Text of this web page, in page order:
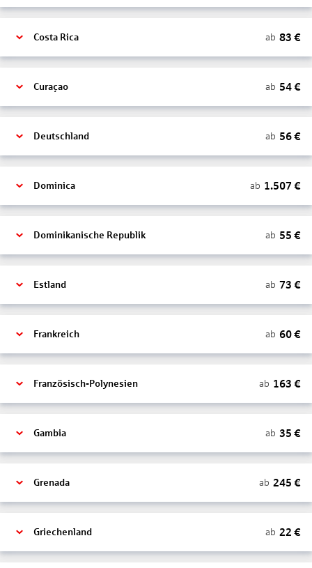
Costa Rica ab 83 €
Curaçao ab 54€
Deutschland ab 56€
Dominica ab 1.507 €
Dominikanische Republik ab 55 €
Estland ab 73 €
Frankreich ab 60€
Französisch-Polynesien ab 163 €
Gambia ab 35 €
Grenada ab 245 €
Griechenland ab 22 €